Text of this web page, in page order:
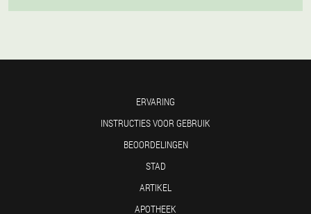
ERVARING
INSTRUCTIES VOOR GEBRUIK
BEOORDELINGEN
STAD
ARTIKEL
APOTHEEK